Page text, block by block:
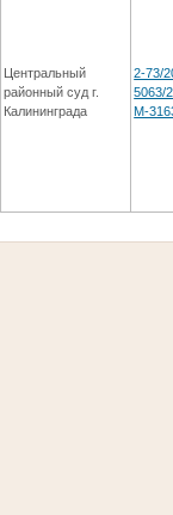
Центральный
районный суд г.
Калининграда
2-73/
5063/
М-